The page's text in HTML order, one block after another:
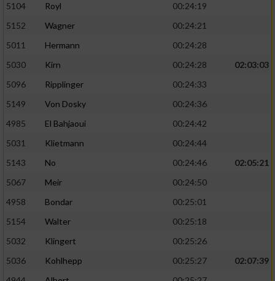
5104
Royl
00:24:19
5152
Wagner
00:24:21
5011
Hermann
00:24:28
5030
Kirn 00:24:28
02:03:03
5096
Ripplinger
00:24:33
5149
Von Dosky
00:24:36
4985
El Bahjaoui
00:24:42
5031
Klietmann
00:24:44
5143
No 00:24:46
02:05:21
5067
Meir
00:24:50
4958
Bondar
00:25:01
5154
Walter
00:25:18
5032
Klingert
00:25:26
5036
Kohlhepp 00:25:27
02:07:39